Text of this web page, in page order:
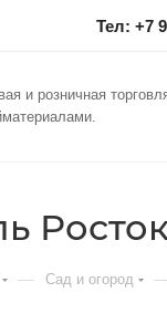
Тел: +7
и розничная
— Сад и огород